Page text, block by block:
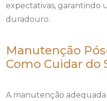
expectativas, garantindo
duradouro.
Manutenção
Como Cuidar do
A manutenção adequada